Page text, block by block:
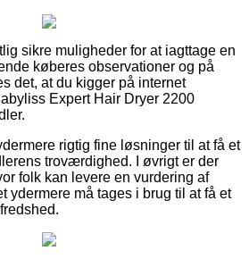
sikre muligheder for at iagttage en
køberes observationer og på
det, at du kigger på internet
Expert Hair Dryer 2200
rigtig fine løsninger til at få et
troværdighed. I øvrigt er der
folk kan levere en vurdering af
ydermere må tages i brug til at få et